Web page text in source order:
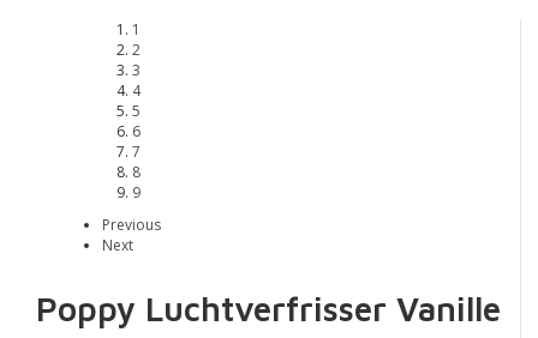
1
2
3
4
5
6
7
8
9
Previous
Next
Poppy Luchtverfrisser Vanille